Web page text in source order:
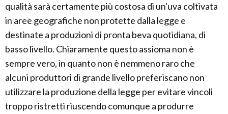
qualità sarà certamente più costosa di un'uva coltivata
in aree geografiche non protette dalla legge e
destinate a produzioni di pronta beva quotidiana, di
basso livello. Chiaramente questo assioma non è
sempre vero, in quanto non è nemmeno raro che
alcuni produttori di grande livello preferiscano non
utilizzare la produzione della legge per evitare vincoli
troppo ristretti riuscendo comunque a produrre